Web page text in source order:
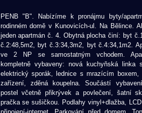
PENB "B". Nabízíme k pronájmu byty/
rodinném domě v Kunovicích-ul. Na Bělince.
jeden apartmán č. 4. Obytná plocha činí: byt
č.2:48,5m2, byt č.3:34,3m2, byt č.4:34,1m2.
ve 2 NP se samostatným vchodem.
kompletně vybaveny: nová kuchyňská linka
elektrický sporák, lednice s mrazícím boxem,
zařízení, zděná koupelna. Součástí
postel včetně přikrývek a povlečení, šatní
pračka se sušičkou. Podlahy vinyl+dlažba,